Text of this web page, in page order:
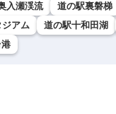
入瀬渓流 道の駅裏磐梯
アム 道の駅十和田湖